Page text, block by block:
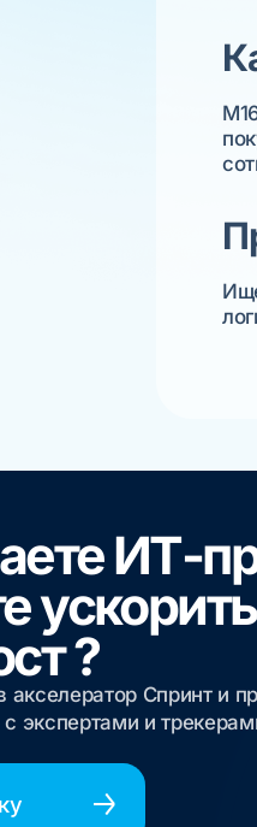
ИТ-
ускорить
?
акселератор Спринт и
экспертами и